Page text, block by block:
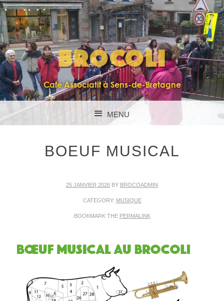
BROCOLI
Café Associatif à Sens-de-Bretagne
MENU
BOEUF MUSICAL
25 JANVIER 2026 BY BROCOADMIN
CATEGORY: MUSIQUE
BOOKMARK THE PERMALINK